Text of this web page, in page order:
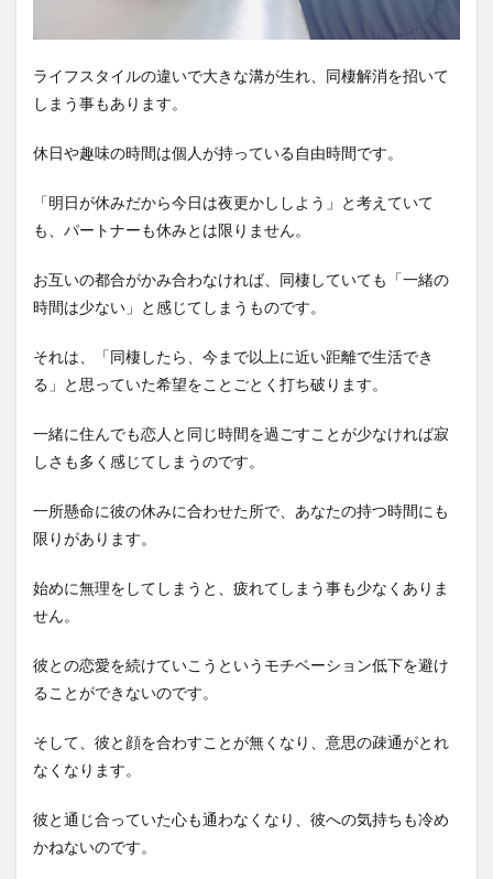
ライフスタイルの違いで大きな溝が生れ、同棲解消を招いて
しまう事もあります。
休日や趣味の時間は個人が持っている自由時間です。
「明日が休みだから今日は夜更かししよう」と考えていて
も、パートナーも休みとは限りません。
お互いの都合がかみ合わなければ、同棲していても「一緒の
時間は少ない」と感じてしまうものです。
それは、「同棲したら、今まで以上に近い距離で生活でき
る」と思っていた希望をことごとく打ち破ります。
一緒に住んでも恋人と同じ時間を過ごすことが少なければ寂
しさも多く感じてしまうのです。
一所懸命に彼の休みに合わせた所で、あなたの持つ時間にも
限りがあります。
始めに無理をしてしまうと、疲れてしまう事も少なくありま
せん。
彼との恋愛を続けていこうというモチベーション低下を避け
ることができないのです。
そして、彼と顔を合わすことが無くなり、意思の疎通がとれ
なくなります。
彼と通じ合っていた心も通わなくなり、彼への気持ちも冷め
かねないのです。